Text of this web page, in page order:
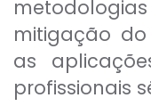
mitigação
as
profissionais